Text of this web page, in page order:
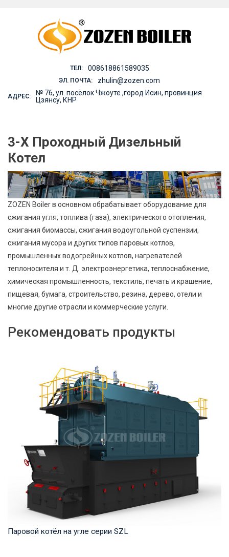
ТЕЛ: 008618861589035
ЭЛ. ПОЧТА: zhulin@zozen.com
АДРЕС:
№ 76, ул. посёлок Чжоуте ,город Исин, провинция
Цзянсу, КНР
3-Х Проходный Дизельный
Котел
ZOZEN Boiler в основном обрабатывает оборудование для
сжигания угля, топлива (газа), электрического отопления,
сжигания биомассы, сжигания водоугольной суспензии,
сжигания мусора и других типов паровых котлов,
промышленных водогрейных котлов, нагревателей
теплоносителя и т. Д. электроэнергетика, теплоснабжение,
химическая промышленность, текстиль, печать и крашение,
пищевая, бумага, строительство, резина, дерево, отели и
многие другие отрасли и коммерческие услуги.
Рекомендовать продукты
Паровой котёл на угле серии SZL